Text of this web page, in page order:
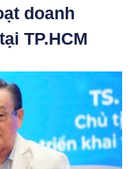
doanh
TP.HCM